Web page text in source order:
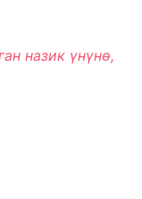
назик үнүнө,